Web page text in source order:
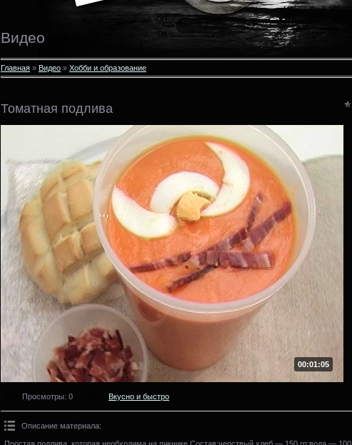
Видео
Главная » Видео » Хобби и образование
Томатная подлива
00:01:05
Просмотры: 0 Вкусно и быстро
Описание материала:
Простая подлива, которая необходима на пикнике.Состав:черствый хлеб — 150 гр;вода — 100